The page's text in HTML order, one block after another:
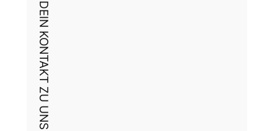
DEIN KONTAKT ZU UNS